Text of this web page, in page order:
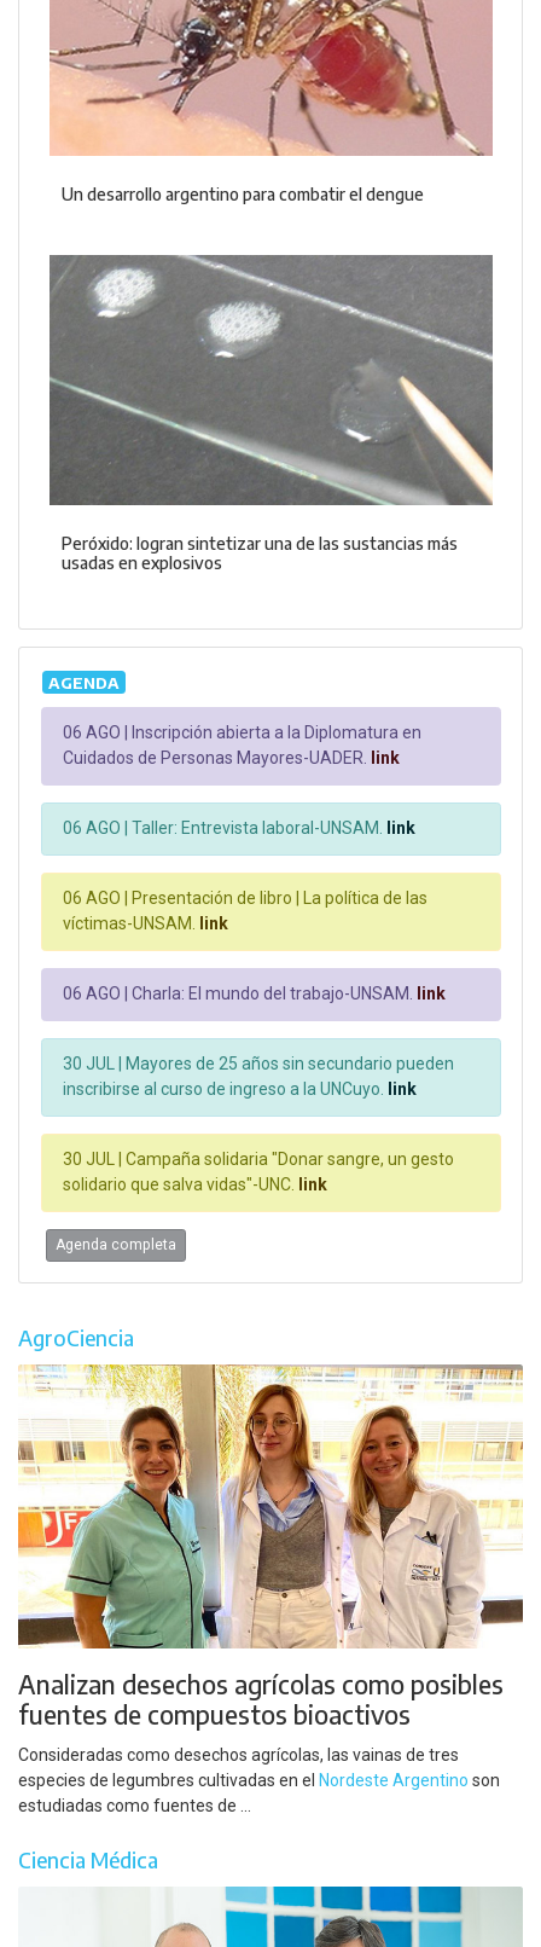
Un desarrollo argentino para combatir el dengue
Peróxido: logran sintetizar una de las sustancias más
usadas en explosivos
AGENDA
06 AGO |
Inscripción abierta a la Diplomatura en
Cuidados de Personas Mayores-UADER. link
06 AGO | Taller: Entrevista laboral-UNSAM. link
06 AGO |
Presentación de libro | La política de las
víctimas-UNSAM. link
06 AGO | Charla: El mundo del trabajo-UNSAM. link
30 JUL |
Mayores de 25 años sin secundario pueden
inscribirse al curso de ingreso a la UNCuyo. link
30 JUL | Campaña solidaria "Donar sangre, un gesto
solidario que salva vidas"-UNC. link
Agenda completa
AgroCiencia
Analizan desechos agrícolas como posibles
fuentes de compuestos bioactivos
Consideradas como desechos agrícolas, las vainas de tres
especies de legumbres cultivadas en el Nordeste Argentino son
estudiadas como fuentes de ...
Ciencia Médica